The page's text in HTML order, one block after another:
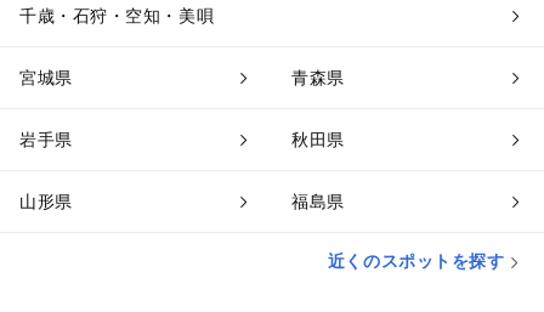
千歳・石狩・空知・美唄
宮城県 青森県
岩手県 秋田県
山形県 福島県
近くのスポットを探す